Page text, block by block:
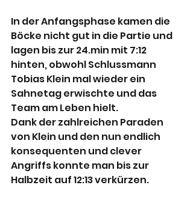
In der Anfangsphase kamen die
Böcke nicht gut in die Partie und
lagen bis zur 24.min mit 7:12
hinten, obwohl Schlussmann
Tobias Klein mal wieder ein
Sahnetag erwischte und das
Team am Leben hielt.
Dank der zahlreichen Paraden
von Klein und den nun endlich
konsequenten und clever
Angriffs konnte man bis zur
Halbzeit auf 12:13 verkürzen.